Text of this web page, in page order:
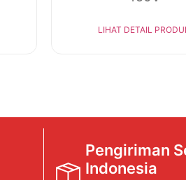
LIHAT DETAIL
Pengiriman
Indonesia